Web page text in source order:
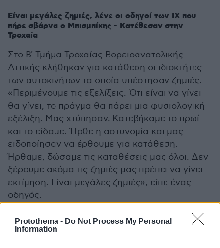
Protothema - Do Not Process My Personal
Information
Είναι μεγάλες ζημιές, λένε οι οδηγοί των ΙΧ που
πήρε σβάρνα ο Μπισμπίκης - Κατέθεσαν στην
Τροχαία
Στο Β' Τμήμα Τροχαίας Βορειοανατολικής
Αττικής κλήθηκαν για κατάθεση οι ιδιοκτήτες
των αυτοκινήτων τα οποία υπέστησαν ζημιές.
«Περιμένουμε τις εξελίξεις. Ότι είναι να γίνει
θα γίνει, το πράγμα θα πάρει μια φυσιολογική
εξέλιξη. Μας χτύπησαν. Κατεβήκαμε το πρωί
και το είδαμε. Ήρθε η αστυνομία και μας
ειδοποίησαν να έρθουμε για κατάθεση.
Ήρθαμε, δώσαμε τις καταθέσεις μας όλοι. Δεν
ξέρουμε ακόμα τις ζημιές μας πρέπει να γίνει
εκτίμηση. Είναι μεγάλες ζημιές», είπε ένας
οδηγός.
«Ότι ήταν να πούμε το είπαμε στην αστυνομία.
Σηκωθήκαμε το πρωί και τα είδαμε. Μας πήρε η